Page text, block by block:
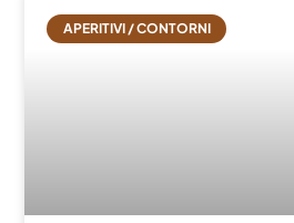
APERITIVI / CONTORNI